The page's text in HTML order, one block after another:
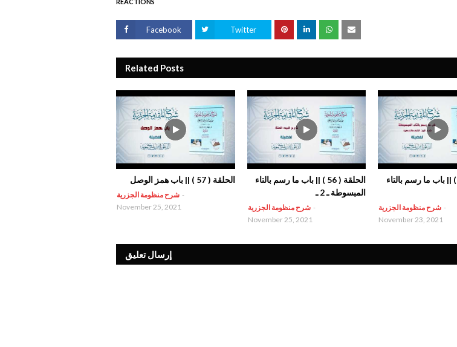
REACTIONS
Facebook Twitter
Related Posts
الحلقة ( 57 ) || باب همز الوصل
شرح منظومة الجزرية -
November 25, 2021
الحلقة ( 56 ) || باب ما رسم بالتاء
المبسوطة ـ 2 ـ
شرح منظومة الجزرية -
November 25, 2021
الحلقة ( 55 ) || باب ما رسم بالتاء
شرح منظومة الجزرية -
November 23, 2021
إرسال تعليق